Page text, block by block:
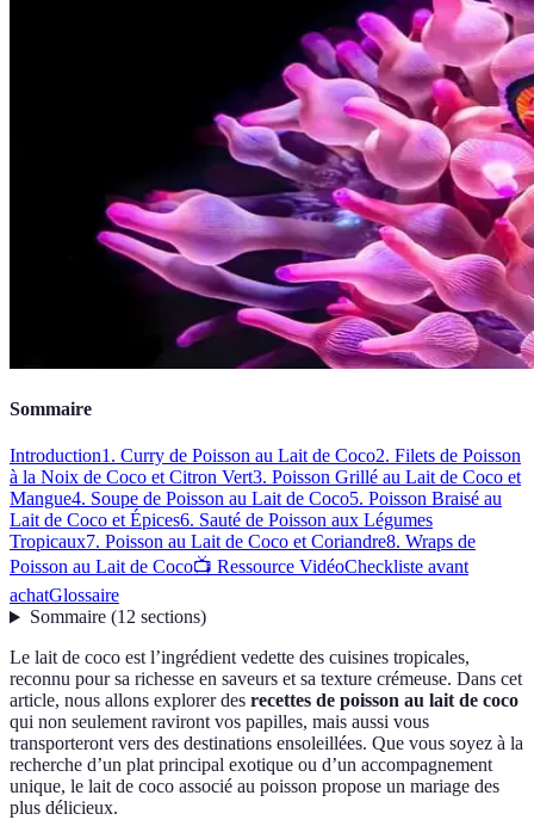
Sommaire
Introduction1. Curry de Poisson au Lait de Coco2. Filets de Poisson
à la Noix de Coco et Citron Vert3. Poisson Grillé au Lait de Coco et
Mangue4. Soupe de Poisson au Lait de Coco5. Poisson Braisé au
Lait de Coco et Épices6. Sauté de Poisson aux Légumes
Tropicaux7. Poisson au Lait de Coco et Coriandre8. Wraps de
Poisson au Lait de Coco📺 Ressource VidéoCheckliste avant
achatGlossaire
Sommaire(12 sections)
Le lait de coco est l’ingrédient vedette des cuisines tropicales,
reconnu pour sa richesse en saveurs et sa texture crémeuse. Dans cet
article, nous allons explorer des recettes de poisson au lait de coco
qui non seulement raviront vos papilles, mais aussi vous
transporteront vers des destinations ensoleillées. Que vous soyez à la
recherche d’un plat principal exotique ou d’un accompagnement
unique, le lait de coco associé au poisson propose un mariage des
plus délicieux.